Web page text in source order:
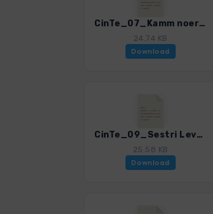
CinTe_07_Kamm noerdlich von Montallegro.gpx
24.74 KB
Download
CinTe_09_Sestri Levante-Punta Manara-Monte Castello.gpx
25.58 KB
Download